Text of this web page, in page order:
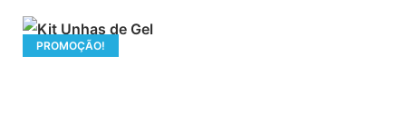
PROMOÇÃO!